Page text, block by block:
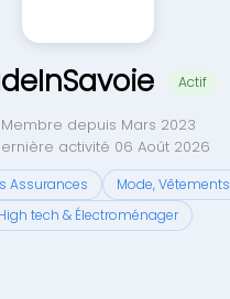
Actif
Membre depuis Mars 2023
activité 06 Août 2026
Assurances
Mode, Vêtements
High tech & Électroménager